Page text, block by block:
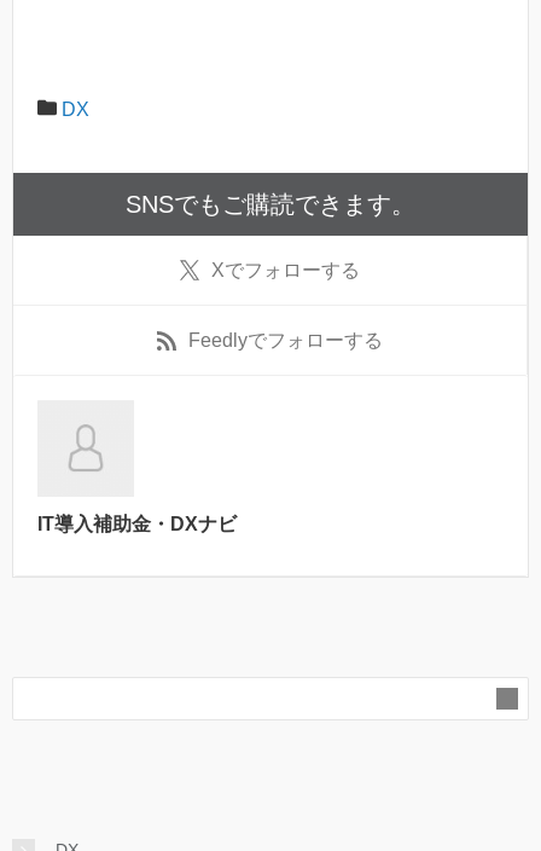
DX
SNSでもご購読できます。
Xでフォローする
Feedlyでフォローする
IT導入補助金・DXナビ